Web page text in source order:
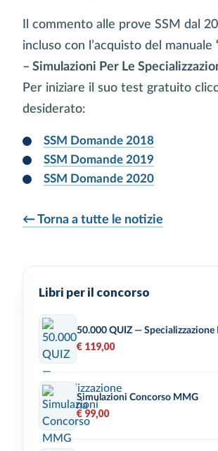
Il commento alle prove SSM dal
incluso con l’acquisto del manuale
– Simulazioni Per Le
Per iniziare il suo test gratuito
desiderato:
SSM Domande 2018
SSM Domande 2019
SSM Domande 2020
← Torna a tutte le notizie
Libri per il concorso
50.000 QUIZ —
€ 119,00
Simulazioni Concorso MMG
€ 99,00